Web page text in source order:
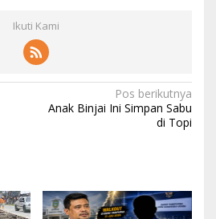
Ikuti Kami
Pos berikutnya
Anak Binjai Ini Simpan Sabu
di Topi